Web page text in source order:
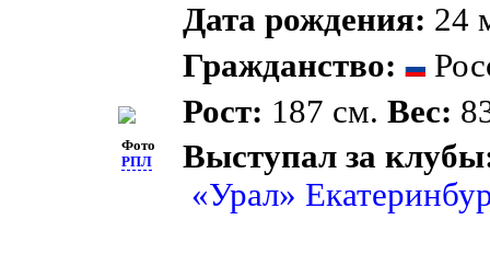
Фото
РПЛ
Дата рождения: 24
Гражданство:
Рост: 187 см.Вес:
Выступал за
«Урал»